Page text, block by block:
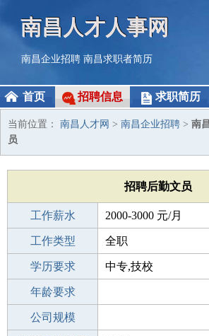
南昌人才人事网
南昌企业招聘 南昌求职者简历
首页 招聘信息 求职简历
当前位置： 南昌人才网 > 南昌企业招聘 > 南
员
招聘后勤文员
工作薪水 2000-3000 元/月
招聘人数 1人
工作类型 全职
性别要求 -
学历要求 中专,技校
工作经验
年龄要求
工作地点
公司规模